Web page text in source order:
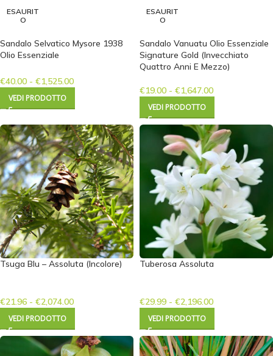
ESAURIT
O
Sandalo Selvatico Mysore 1938
Olio Essenziale
€40.00 - €1,525.00
VEDI PRODOTTO
ESAURIT
O
Sandalo Vanuatu Olio Essenziale
Signature Gold (Invecchiato
Quattro Anni E Mezzo)
€19.00 - €1,647.00
VEDI PRODOTTO
Tsuga Blu – Assoluta (Incolore)
€21.96 - €2,074.00
VEDI PRODOTTO
Tuberosa Assoluta
€29.99 - €2,196.00
VEDI PRODOTTO